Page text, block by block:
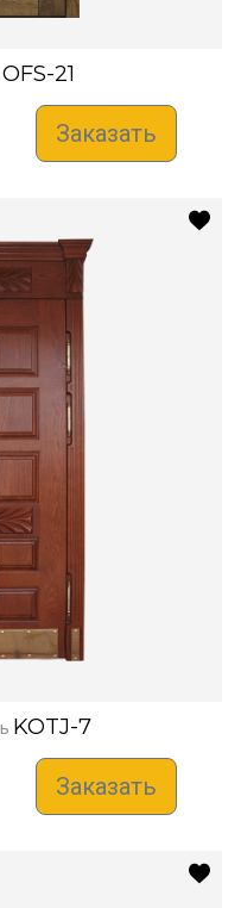
OFS-21
Заказать
KOTJ-7
Заказать